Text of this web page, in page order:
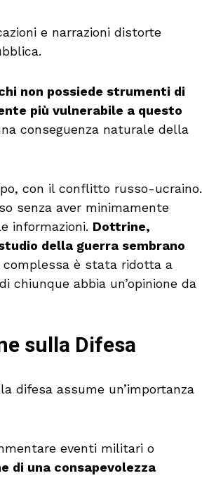
e narrazioni distorte
non possiede strumenti di
più vulnerabile a questo
conseguenza naturale della
con il conflitto russo-ucraino.
senza aver minimamente
informazioni. Dottrine,
della guerra sembrano
complessa è stata ridotta a
abbia un’opinione da
sulla Difesa
difesa assume un’importanza
eventi militari o
di una consapevolezza